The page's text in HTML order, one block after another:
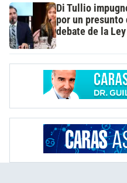
Di Tullio
por un presunto
debate de la